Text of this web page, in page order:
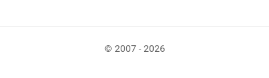
© 2007 - 2026